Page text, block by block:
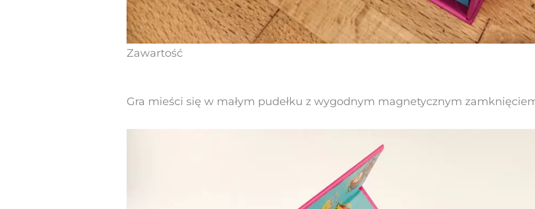
Zawartość
Gra mieści się w małym pudełku z wygodnym magnetycznym